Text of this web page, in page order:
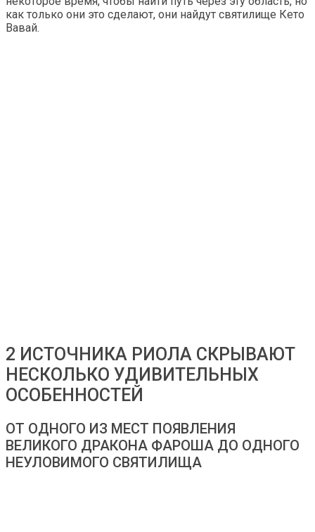
как только они это сделают, они найдут святилище Кето
Вавай.
2 ИСТОЧНИКА РИОЛА СКРЫВАЮТ
НЕСКОЛЬКО УДИВИТЕЛЬНЫХ
ОСОБЕННОСТЕЙ
ОТ ОДНОГО ИЗ МЕСТ ПОЯВЛЕНИЯ
ВЕЛИКОГО ДРАКОНА ФАРОША ДО ОДНОГО
НЕУЛОВИМОГО СВЯТИЛИЩА